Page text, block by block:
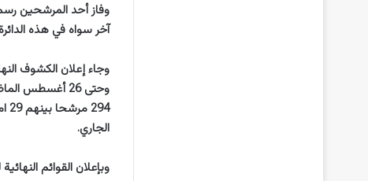
وفاز أحد المرشحين
آخر سواه في هذه
الجاري.